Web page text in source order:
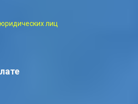
лиц